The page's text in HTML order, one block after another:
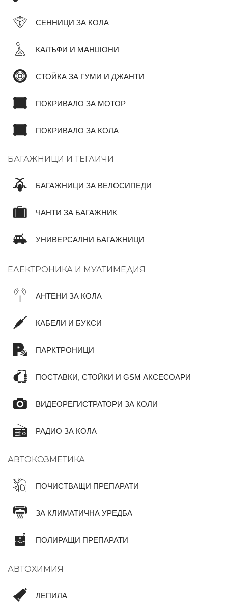
СЕННИЦИ ЗА КОЛА
КАЛЪФИ И МАНШОНИ
СТОЙКА ЗА ГУМИ И ДЖАНТИ
ПОКРИВАЛО ЗА МОТОР
ПОКРИВАЛО ЗА КОЛА
БАГАЖНИЦИ И ТЕГЛИЧИ
БАГАЖНИЦИ ЗА ВЕЛОСИПЕДИ
ЧАНТИ ЗА БАГАЖНИК
УНИВЕРСАЛНИ БАГАЖНИЦИ
ЕЛЕКТРОНИКА И МУЛТИМЕДИЯ
АНТЕНИ ЗА КОЛА
КАБЕЛИ И БУКСИ
ПАРКТРОНИЦИ
ПОСТАВКИ, СТОЙКИ И GSM АКСЕСОАРИ
ВИДЕОРЕГИСТРАТОРИ ЗА КОЛИ
РАДИО ЗА КОЛА
АВТОКОЗМЕТИКА
ПОЧИСТВАЩИ ПРЕПАРАТИ
ЗА КЛИМАТИЧНА УРЕДБА
ПОЛИРАЩИ ПРЕПАРАТИ
АВТОХИМИЯ
ЛЕПИЛА